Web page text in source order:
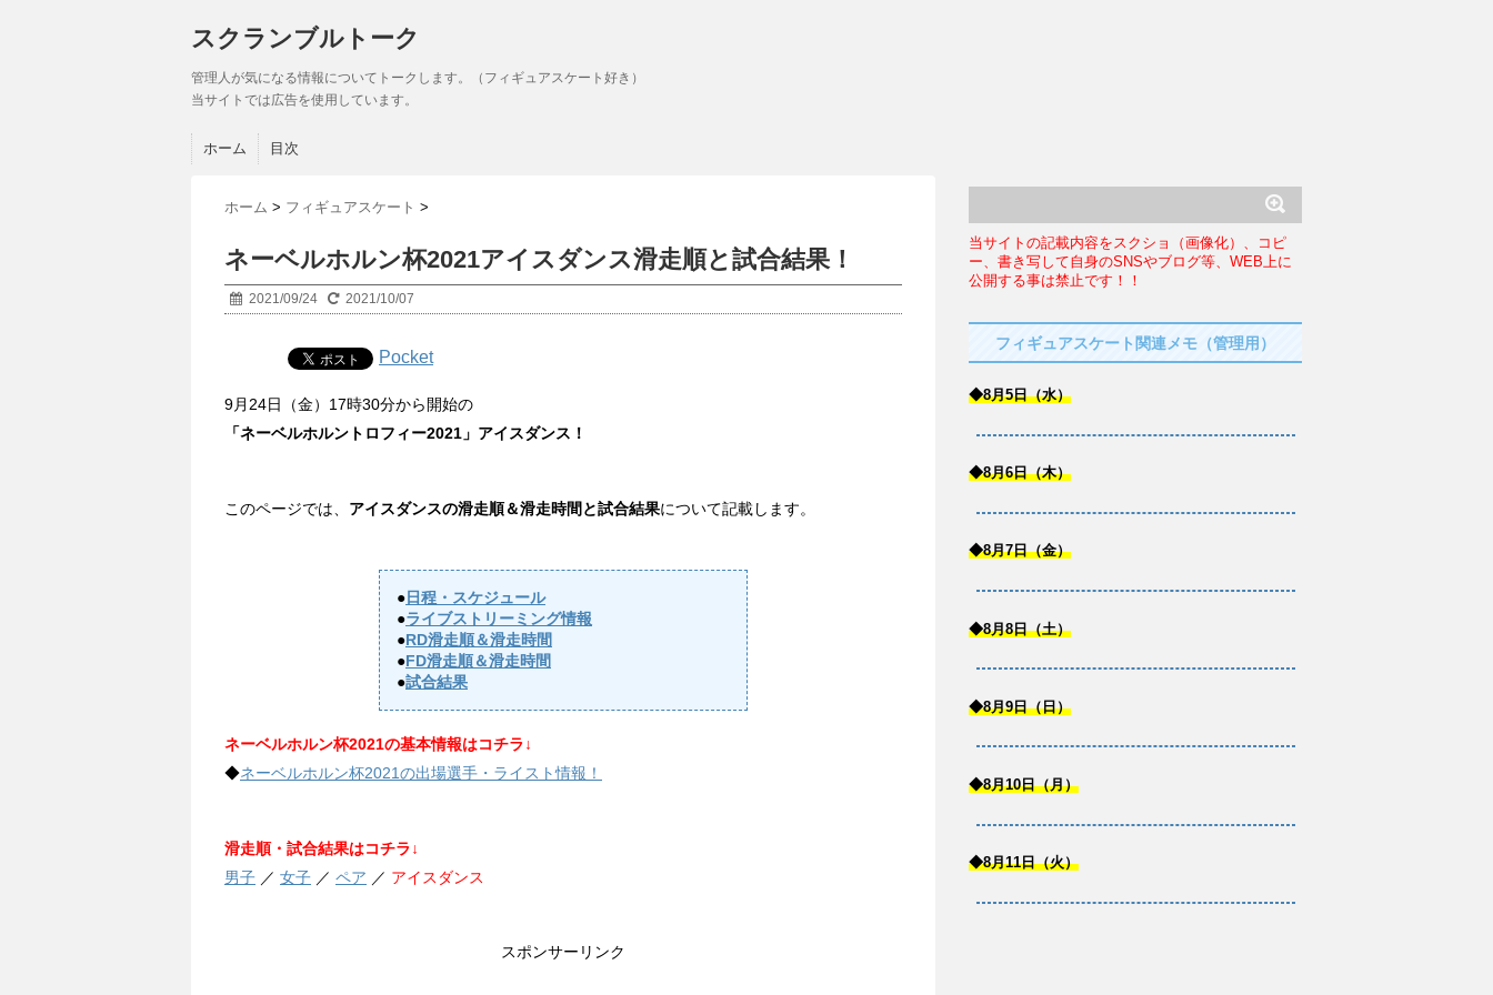
スクランブルトーク
管理人が気になる情報についてトークします。（フィギュアスケート好き）
当サイトでは広告を使用しています。
ホーム 目次
ホーム > フィギュアスケート >
ネーベルホルン杯2021アイスダンス滑走順と試合結果！
2021/09/24 2021/10/07
Pocket
9月24日（金）17時30分から開始の
「ネーベルホルントロフィー2021」アイスダンス！
このページでは、 アイスダンスの滑走順＆滑走時間と試合結果について記載します。
●日程・スケジュール
●ライブストリーミング情報
●RD滑走順＆滑走時間
●FD滑走順＆滑走時間
●試合結果
ネーベルホルン杯2021の基本情報はコチラ↓
◆ネーベルホルン杯2021の出場選手・ライスト情報！
滑走順・試合結果はコチラ↓
男子 ／ 女子 ／ ペア ／ アイスダンス
スポンサーリンク
当サイトの記載内容をスクショ（画像化）、コピ
ー、書き写して自身のSNSやブログ等、WEB上に
公開する事は禁止です！！
フィギュアスケート関連メモ（管理用）
◆8月5日（水）
◆8月6日（木）
◆8月7日（金）
◆8月8日（土）
◆8月9日（日）
◆8月10日（月）
◆8月11日（火）